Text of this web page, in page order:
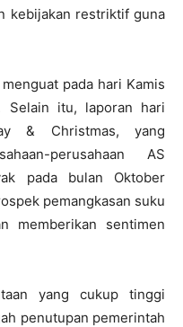
kebijakan restriktif guna
pada hari Kamis
Selain itu, laporan hari
& Christmas, yang
perusahaan AS
pada bulan Oktober
pemangkasan suku
memberikan sentimen
yang cukup tinggi
penutupan pemerintah